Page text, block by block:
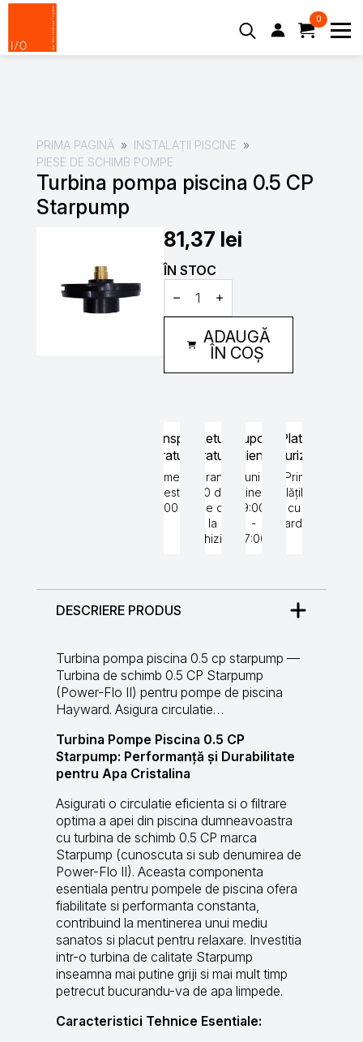
Search
0
PRIMA PAGINĂ
INSTALAȚII PISCINE
PIESE DE SCHIMB POMPE
Turbina pompa piscina 0.5 CP
Starpump
81,37 lei
ÎN STOC
Cantitate
Turbina
Starpump
ADAUGĂ
ÎN COȘ
Transport
gratuit
Comenzi
peste
5000 lei
Retur
gratuit
Garantat
30 de
zile de
la
achiziție
Suport
clienți
Luni -
Vineri
9:00
-
17:00
Plată
securizată
Prin
plățile
cu
cardul
DESCRIERE PRODUS
Turbina pompa piscina 0.5 cp starpump —
Turbina de schimb 0.5 CP Starpump
(Power-Flo II) pentru pompe de piscina
Hayward. Asigura circulatie…
Turbina Pompe Piscina 0.5 CP
Starpump: Performanță și Durabilitate
pentru Apa Cristalina
Asigurati o circulatie eficienta si o filtrare
optima a apei din piscina dumneavoastra
cu turbina de schimb 0.5 CP marca
Starpump (cunoscuta si sub denumirea de
Power-Flo II). Aceasta componenta
esentiala pentru pompele de piscina ofera
fiabilitate si performanta constanta,
contribuind la mentinerea unui mediu
sanatos si placut pentru relaxare. Investitia
intr-o turbina de calitate Starpump
inseamna mai putine griji si mai mult timp
petrecut bucurandu-va de apa limpede.
Caracteristici Tehnice Esentiale: